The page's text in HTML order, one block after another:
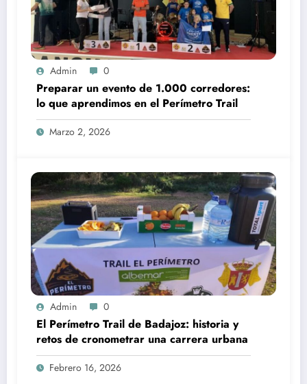
Admin 0
Preparar un evento de 1.000 corredores:
lo que aprendimos en el Perímetro Trail
Marzo 2, 2026
Admin 0
El Perímetro Trail de Badajoz: historia y
retos de cronometrar una carrera urbana
Febrero 16, 2026